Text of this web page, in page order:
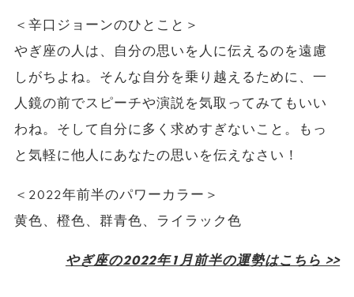
＜辛口ジョーンのひとこと＞
やぎ座の人は、自分の思いを人に伝えるのを遠慮
しがちよね。そんな自分を乗り越えるために、一
人鏡の前でスピーチや演説を気取ってみてもいい
わね。そして自分に多く求めすぎないこと。もっ
と気軽に他人にあなたの思いを伝えなさい！
＜2022年前半のパワーカラー＞
黄色、橙色、群青色、ライラック色
やぎ座の2022年1月前半の運勢はこちら >>